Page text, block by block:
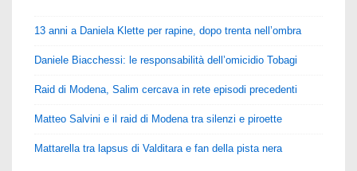
13 anni a Daniela Klette per rapine, dopo trenta nell’ombra
Daniele Biacchessi: le responsabilità dell’omicidio Tobagi
Raid di Modena, Salim cercava in rete episodi precedenti
Matteo Salvini e il raid di Modena tra silenzi e piroette
Mattarella tra lapsus di Valditara e fan della pista nera